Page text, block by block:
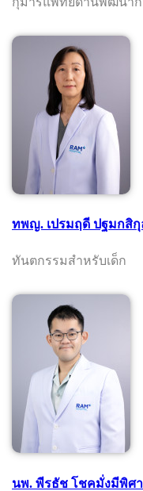
ทพญ. เปรมฤดี ปฐมกสิกุ
ทันตกรรมสำหรับเด็ก
นพ. พีรธัช โชคมั่งมีพิศ